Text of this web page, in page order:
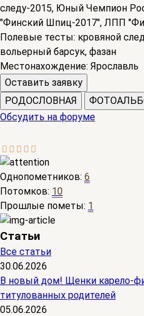
следу-2015, Юный Чемпион
"Финский Шпиц-2017", ЛПП
Полевые тесты: кровяной
вольерный барсук, фазан
Местонахождение: Ярославль
Оставить заявку
РОДОСЛОВНАЯ
Обсудить на форуме
Однопометников: 6
Потомков: 10
Прошлые пометы: 1
Статьи
Все статьи
30.06.2026
В новый дом! Щенки карело-
титулованных родителей
05.06.2026